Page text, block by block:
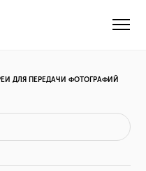
ДЛЯ ПЕРЕДАЧИ ФОТОГРАФИЙ